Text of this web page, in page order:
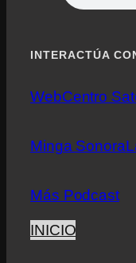
INTERACTÚA
WebCentro
Minga Sonora
Más Podcast
INICIO